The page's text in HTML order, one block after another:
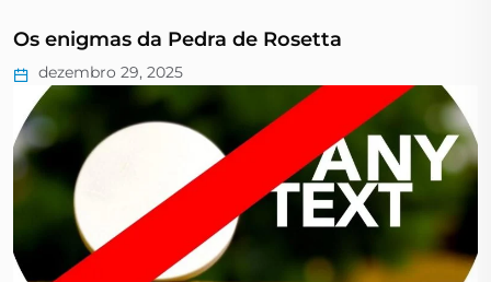
Os enigmas da Pedra de Rosetta
dezembro 29, 2025